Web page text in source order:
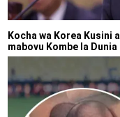
Kocha wa Korea Kusini
mabovu Kombe la Dunia